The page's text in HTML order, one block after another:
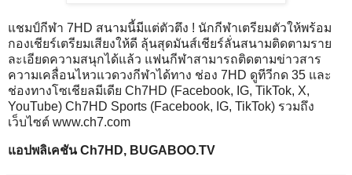
​แชมป์กีฬา 7HD สนามนี้มีแต่ตัวตึง ! นักกีฬาเตรียมตัวให้พร้อม
กองเชียร์เตรียมเสียงให้ดี ลุ้นสุดมันส์เชียร์ลั่นสนามติดตามราย
ละเอียดความสนุกได้แล้ว แฟนกีฬาสามารถติดตามข่าวสาร
ความเคลื่อนไหวแวดวงกีฬาได้ทาง ช่อง 7HD ดูทีวีกด 35 และ
ช่องทางโซเชียลมีเดีย Ch7HD (Facebook, IG, TikTok, X,
YouTube) Ch7HD Sports (Facebook, IG, TikTok) รวมถึง
เว็บไซต์ www.ch7.com
แอปพลิเคชัน Ch7HD, BUGABOO.TV